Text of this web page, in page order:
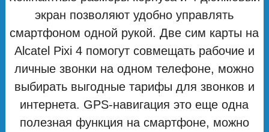
экран позволяют удобно управлять
смартфоном одной рукой. Две сим карты на
Alcatel Pixi 4 помогут совмещать рабочие и
личные звонки на одном телефоне, можно
выбирать выгодные тарифы для звонков и
интернета. GPS-навигация это еще одна
полезная функция на смартфоне, можно